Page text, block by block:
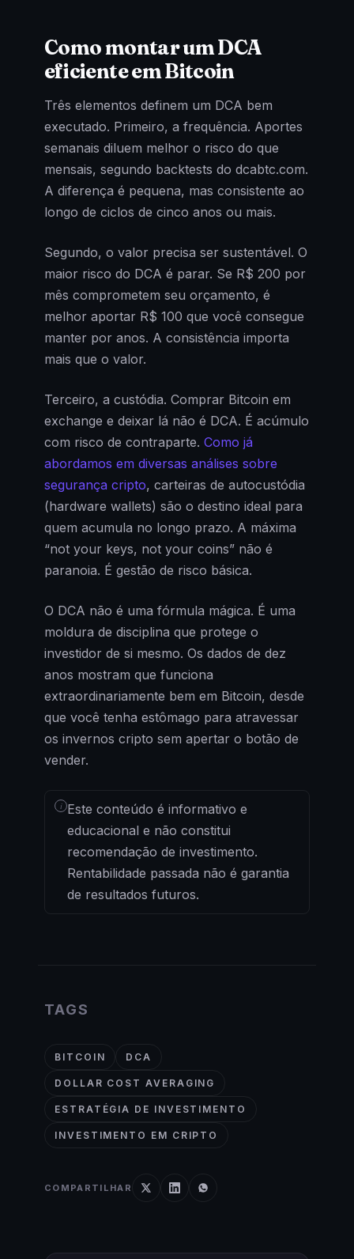
Como montar um DCA
eficiente em Bitcoin
Três elementos definem um DCA bem
executado. Primeiro, a frequência. Aportes
semanais diluem melhor o risco do que
mensais, segundo backtests do dcabtc.com.
A diferença é pequena, mas consistente ao
longo de ciclos de cinco anos ou mais.
Segundo, o valor precisa ser sustentável. O
maior risco do DCA é parar. Se R$ 200 por
mês comprometem seu orçamento, é
melhor aportar R$ 100 que você consegue
manter por anos. A consistência importa
mais que o valor.
Terceiro, a custódia. Comprar Bitcoin em
exchange e deixar lá não é DCA. É acúmulo
com risco de contraparte. Como já
abordamos em diversas análises sobre
segurança cripto, carteiras de autocustódia
(hardware wallets) são o destino ideal para
quem acumula no longo prazo. A máxima
“not your keys, not your coins” não é
paranoia. É gestão de risco básica.
O DCA não é uma fórmula mágica. É uma
moldura de disciplina que protege o
investidor de si mesmo. Os dados de dez
anos mostram que funciona
extraordinariamente bem em Bitcoin, desde
que você tenha estômago para atravessar
os invernos cripto sem apertar o botão de
vender.
i Este conteúdo é informativo e
educacional e não constitui
recomendação de investimento.
Rentabilidade passada não é garantia
de resultados futuros.
TAGS
BITCOIN DCA
DOLLAR COST AVERAGING
ESTRATÉGIA DE INVESTIMENTO
INVESTIMENTO EM CRIPTO
COMPARTILHAR